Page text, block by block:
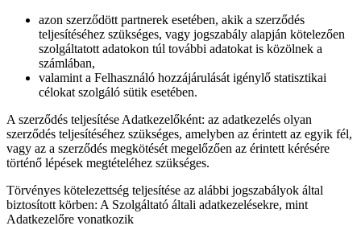
azon szerződött partnerek esetében, akik a szerződés
teljesítéséhez szükséges, vagy jogszabály alapján kötelezően
szolgáltatott adatokon túl további adatokat is közölnek a
számlában,
valamint a Felhasználó hozzájárulását igénylő statisztikai
célokat szolgáló sütik esetében.
A szerződés teljesítése Adatkezelőként: az adatkezelés olyan
szerződés teljesítéséhez szükséges, amelyben az érintett az egyik fél,
vagy az a szerződés megkötését megelőzően az érintett kérésére
történő lépések megtételéhez szükséges.
Törvényes kötelezettség teljesítése az alábbi jogszabályok által
biztosított körben: A Szolgáltató általi adatkezelésekre, mint
Adatkezelőre vonatkozik